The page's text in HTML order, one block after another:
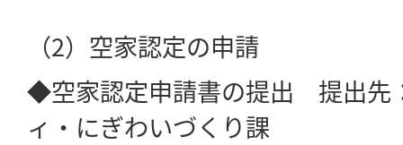
（2）空家認定の申請
◆空家認定申請書の提出 提出先
ィ・にぎわいづくり課